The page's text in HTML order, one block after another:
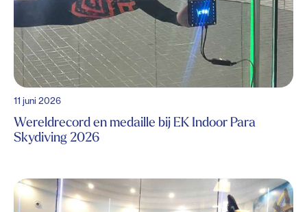
11 juni 2026
Wereldrecord en medaille bij EK Indoor Para
Skydiving 2026